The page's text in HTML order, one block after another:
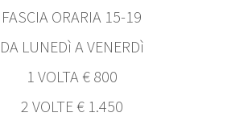
FASCIA ORARIA 15-19
DA LUNEDì A VENERDì
1 VOLTA € 800
2 VOLTE € 1.450